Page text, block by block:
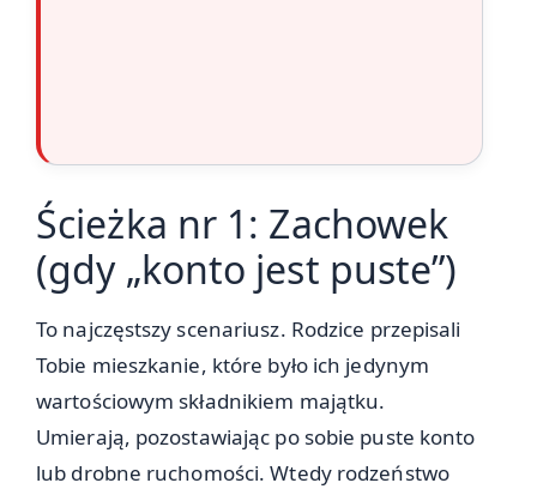
Ścieżka nr 1: Zachowek
(gdy „konto jest puste”)
To najczęstszy scenariusz. Rodzice przepisali
Tobie mieszkanie, które było ich jedynym
wartościowym składnikiem majątku.
Umierają, pozostawiając po sobie puste konto
lub drobne ruchomości. Wtedy rodzeństwo